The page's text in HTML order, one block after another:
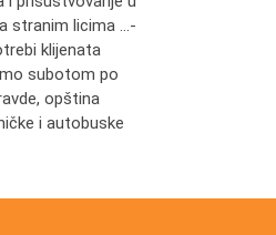
stranim licima ...-
klijenata
subotom po
opština
i autobuske